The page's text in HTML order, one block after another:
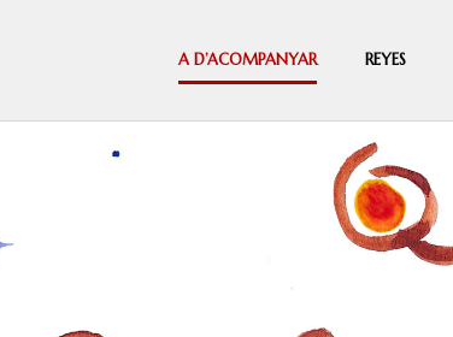
A D’ACOMPANYAR REYES